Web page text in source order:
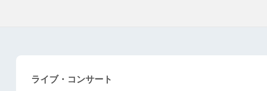
ライブ・コンサート